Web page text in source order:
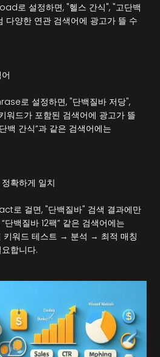
로 설정하면, "헬스 간식", "고단백
다양한 연관 검색어에 광고가 뜰 수
로 설정하면, "단백질바 저당",
워드가 포함된 검색어에 광고가 뜰
백 간식”과 같은 검색어에는
확하게 일치
로 걸면, "단백질바" 검색 결과에만
단백질바 12팩” 같은 검색어에는
키워드 테스트 → 분석 → 최적 매칭
합니다.